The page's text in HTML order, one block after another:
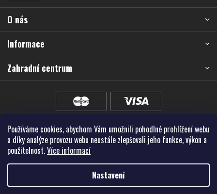
Používáme cookies, abychom Vám umožnili pohodlné prohlížení webu
a díky analýze provozu webu neustále zlepšovali jeho funkce, výkon a
použitelnost.Více informací
Nastavení
a
í
O nás
Informace
Zahradní centrum